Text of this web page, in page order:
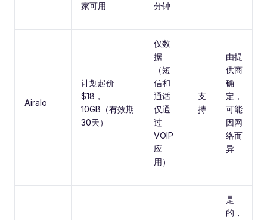
家可用
分钟
Airalo
计划起价
$18，
10GB（有效期
30天）
仅数
据
（短
信和
通话
仅通
过
VOIP
应
用）
支
持
由提
供商
确
定，
可能
因网
络而
异
是
的，